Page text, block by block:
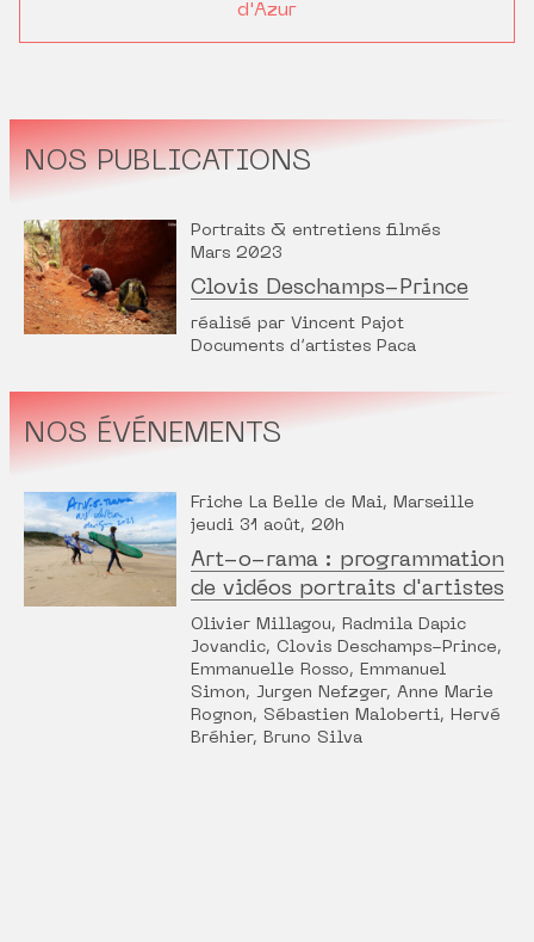
d'Azur
NOS PUBLICATIONS
Portraits & entretiens filmés
Mars 2023
Clovis Deschamps-Prince
réalisé par Vincent Pajot
Documents d’artistes Paca
NOS ÉVÉNEMENTS
Friche La Belle de Mai, Marseille
jeudi 31 août, 20h
Art-o-rama : programmation
de vidéos portraits d'artistes
Olivier Millagou, Radmila Dapic
Jovandic, Clovis Deschamps-Prince,
Emmanuelle Rosso, Emmanuel
Simon, Jurgen Nefzger, Anne Marie
Rognon, Sébastien Maloberti, Hervé
Bréhier, Bruno Silva